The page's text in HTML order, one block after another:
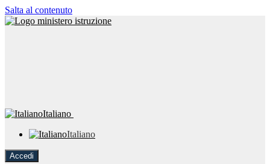
Salta al contenuto
Italiano
Italiano
Accedi